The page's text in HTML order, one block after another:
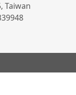
Taiwan